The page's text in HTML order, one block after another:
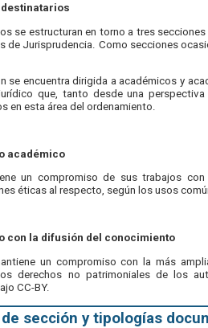
destinatarios
se estructuran en torno a tres
de Jurisprudencia. Como secciones
se encuentra dirigida a académicos y
que, tanto desde una
en esta área del ordenamiento.
académico
un compromiso de sus trabajos
éticas al respecto, según los usos
con la difusión del conocimiento
un compromiso con la más
derechos no patrimoniales de los
CC-BY.
sección y tipologías